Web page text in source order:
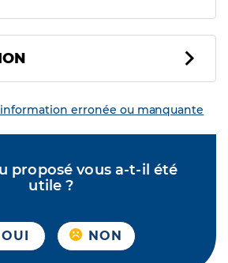
erronée ou manquante
proposé vous a-t-il été
utile ?
OUI NON